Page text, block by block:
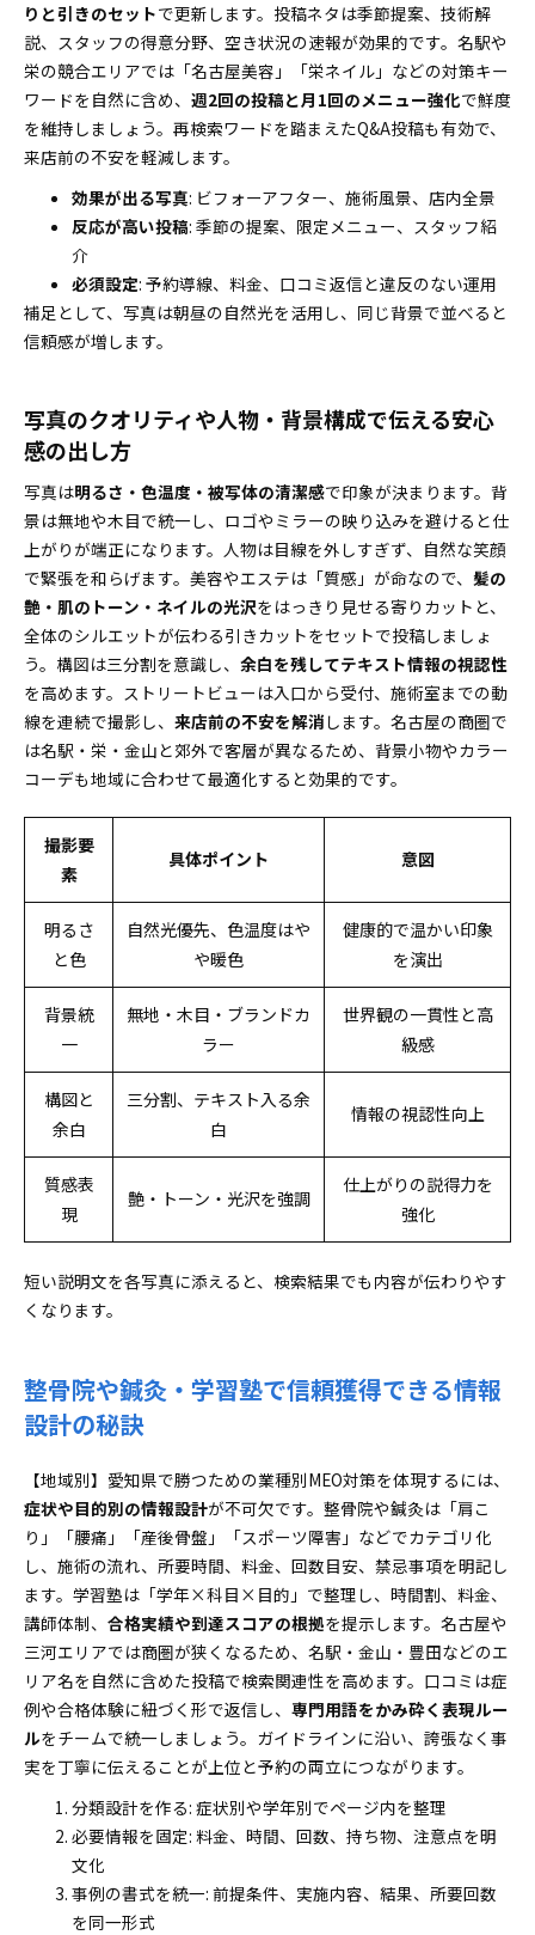
りと引きのセットで更新します。投稿ネタは季節提案、技術解
説、スタッフの得意分野、空き状況の速報が効果的です。名駅や
栄の競合エリアでは「名古屋美容」「栄ネイル」などの対策キー
ワードを自然に含め、 週2回の投稿と月1回のメニュー強化で鮮度
を維持しましょう。再検索ワードを踏まえたQ&A投稿も有効で、
来店前の不安を軽減します。
効果が出る写真: ビフォーアフター、施術風景、店内全景
反応が高い投稿: 季節の提案、限定メニュー、スタッフ紹
介
必須設定: 予約導線、料金、口コミ返信と違反のない運用
補足として、写真は朝昼の自然光を活用し、同じ背景で並べると
信頼感が増します。
写真のクオリティや人物・背景構成で伝える安心
感の出し方
写真は明るさ・色温度・被写体の清潔感で印象が決まります。背
景は無地や木目で統一し、ロゴやミラーの映り込みを避けると仕
上がりが端正になります。人物は目線を外しすぎず、自然な笑顔
で緊張を和らげます。美容やエステは「質感」が命なので、 髪の
艶・肌のトーン・ネイルの光沢をはっきり見せる寄りカットと、
全体のシルエットが伝わる引きカットをセットで投稿しましょ
う。構図は三分割を意識し、 余白を残してテキスト情報の視認性
を高めます。ストリートビューは入口から受付、施術室までの動
線を連続で撮影し、 来店前の不安を解消 します。名古屋の商圏で
は名駅・栄・金山と郊外で客層が異なるため、背景小物やカラー
コーデも地域に合わせて最適化すると効果的です。
撮影要
素
具体ポイント 意図
明るさ
と色
自然光優先、色温度はや
や暖色
健康的で温かい印象
を演出
背景統
一
無地・木目・ブランドカ
ラー
世界観の一貫性と高
級感
構図と
余白
三分割、テキスト入る余
白
情報の視認性向上
質感表
現
艶・トーン・光沢を強調
仕上がりの説得力を
強化
短い説明文を各写真に添えると、検索結果でも内容が伝わりやす
くなります。
整骨院や鍼灸・学習塾で信頼獲得できる情報
設計の秘訣
【地域別】愛知県で勝つための業種別MEO対策を体現するには、
症状や目的別の情報設計が不可欠です。整骨院や鍼灸は「肩こ
り」「腰痛」「産後骨盤」「スポーツ障害」などでカテゴリ化
し、施術の流れ、所要時間、料金、回数目安、禁忌事項を明記し
ます。学習塾は「学年×科目×目的」で整理し、時間割、料金、
講師体制、 合格実績や到達スコアの根拠を提示します。名古屋や
三河エリアでは商圏が狭くなるため、名駅・金山・豊田などのエ
リア名を自然に含めた投稿で検索関連性を高めます。口コミは症
例や合格体験に紐づく形で返信し、 専門用語をかみ砕く表現ルー
ルをチームで統一しましょう。ガイドラインに沿い、誇張なく事
実を丁寧に伝えることが上位と予約の両立につながります。
分類設計を作る: 症状別や学年別でページ内を整理
必要情報を固定: 料金、時間、回数、持ち物、注意点を明
文化
事例の書式を統一: 前提条件、実施内容、結果、所要回数
を同一形式